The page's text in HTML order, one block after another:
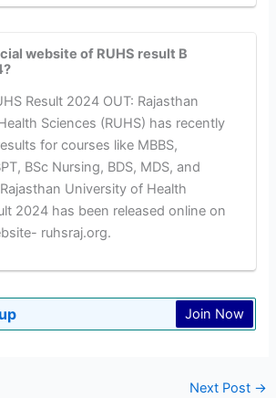
website of RUHS result B
Result 2024 OUT: Rajasthan
Sciences (RUHS) has recently
for courses like MBBS,
BSc Nursing, BDS, MDS, and
University of Health
2024 has been released online on
ruhsraj.org.
Join Now
Next Post →